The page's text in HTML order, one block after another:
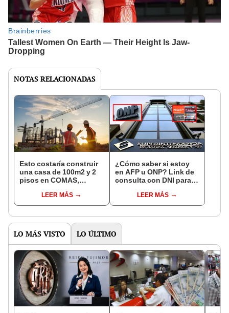
NOTAS RELACIONADAS
Esto costaría construir
una casa de 100m2 y 2
pisos en COMAS,
distritos de LIMA
NORTE
LEER MÁS
¿Cómo saber si estoy
en AFP u ONP? Link de
consulta con DNI para
pensiones estás
LEER MÁS
LO MÁS VISTO LO ÚLTIMO